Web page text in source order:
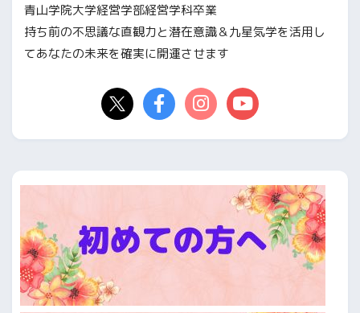
青山学院大学経営学部経営学科卒業
持ち前の不思議な直観力と潜在意識＆九星気学を活用し
てあなたの未来を確実に開運させます